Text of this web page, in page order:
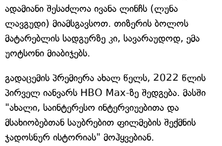
ადამიანი შესაძლოა ივანა ლინჩს (ლუნა
ლავგუდი) მიამსგავსოთ. თიზერის ბოლოს
მატარებლის სადგურზე კი, სავარაუდოდ, ემა
უოტსონი მიაბიჯებს.
გადაცემის პრემიერა ახალ წელს, 2022 წლის
პირველ იანვარს HBO Max-ზე შედგება. მასში
"ახალი, საინტერესო ინტერვიუებითა და
მსახიობებთან საუბრებით ფილმების შექმნის
ჯადოსნურ ისტორიას" მოჰყვებიან.